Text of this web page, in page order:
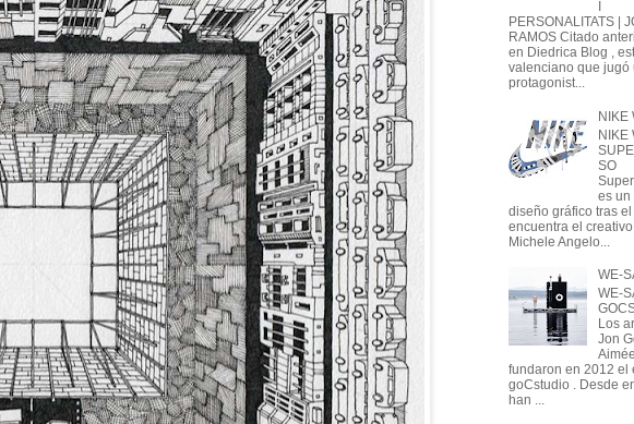
PERSONALITATS |
RAMOS Citado
en Diedrica Blog ,
valenciano que jugó
protagonist...
NIKE
NIKE
SO
es un
diseño gráfico tras el
encuentra el
Michele Angelo...
WE-
WE-
Los
Jon
fundaron en 2012 el
goCstudio . Desde
han ...